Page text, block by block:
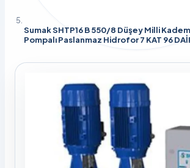
Sumak SHTP16 B 550/8 Düşey Milli
Pompalı Paslanmaz Hidrofor 7 KAT 96